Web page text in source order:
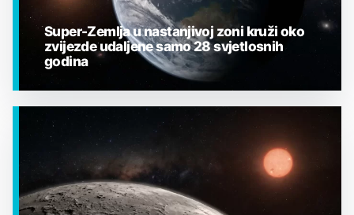
Super-Zemlja u nastanjivoj zoni kruži oko
zvijezde udaljene samo 28 svjetlosnih
godina